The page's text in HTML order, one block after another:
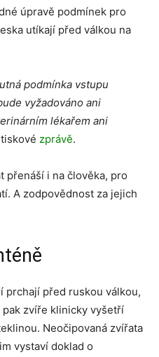
úpravě podmínek pro
utíkají před válkou na
podmínka vstupu
vyžadováno ani
lékařem ani
zprávě.
přenáší i na člověka, pro
A zodpovědnost za jejich
prchají před ruskou válkou,
pak zvíře klinicky vyšetří
Neočipovaná zvířata
vystaví doklad o